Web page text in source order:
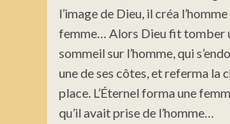
l’image de Dieu, il créa
femme… Alors Dieu fit tomber
sommeil sur l’homme, qui
une de ses côtes, et referma la
place. L’Éternel forma une
qu’il avait prise de l’homme…